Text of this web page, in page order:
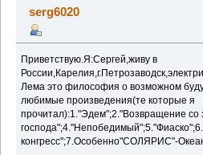
serg6020
Приветствую.Я:Сергей,живу в
Лема это философия о возможном
любимые произведения(те которые я
прочитал):1."Эдем";2."Возвращение со
конгресс";7.Особенно"СОЛЯРИС"-